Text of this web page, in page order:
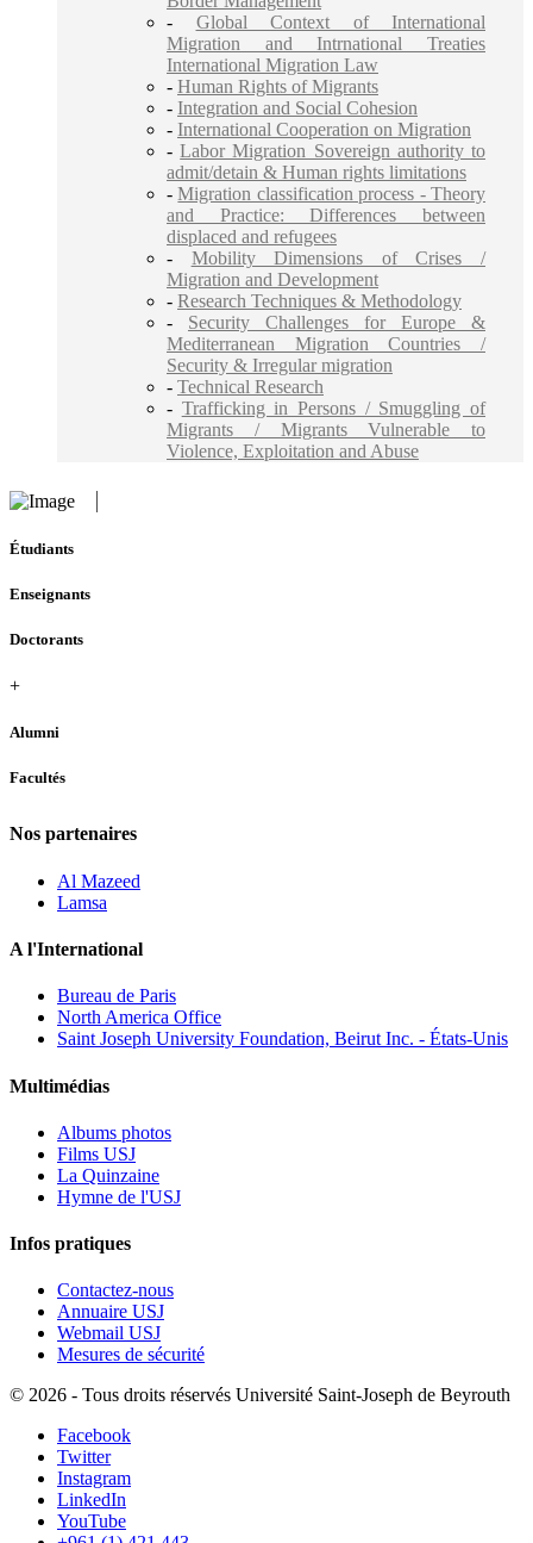
- Global Context of International
Migration and Intrnational Treaties
International Migration Law
- Human Rights of Migrants
- Integration and Social Cohesion
- International Cooperation on Migration
-Labor Migration Sovereign authority to
admit/detain & Human rights limitations
-Migration classification process - Theory
and Practice: Differences between
displaced and refugees
- Mobility Dimensions of Crises /
Migration and Development
- Research Techniques & Methodology
- Security Challenges for Europe &
Mediterranean Migration Countries /
Security & Irregular migration
- Technical Research
- Trafficking in Persons / Smuggling of
Migrants / Migrants Vulnerable to
Violence, Exploitation and Abuse
Étudiants
Enseignants
Doctorants
+
Alumni
Facultés
Nos partenaires
Al Mazeed
Lamsa
A l'International
Bureau de Paris
North America Office
Saint Joseph University Foundation, Beirut Inc. - États-Unis
Multimédias
Albums photos
Films USJ
La Quinzaine
Hymne de l'USJ
Infos pratiques
Contactez-nous
Annuaire USJ
Webmail USJ
Mesures de sécurité
© 2026 - Tous droits réservés Université Saint-Joseph de Beyrouth
Facebook
Twitter
Instagram
LinkedIn
YouTube